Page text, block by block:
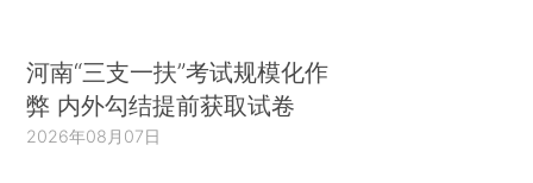
河南“三支一扶”考试规模化作
弊 内外勾结提前获取试卷
2026年08月07日